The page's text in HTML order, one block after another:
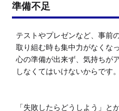
準備不足
テストやプレゼンなど、事前
取り組む時も集中力がなくな
心の準備が出来ず、気持ちが
しなくてはいけないからです。
「失敗したらどうしよう」と